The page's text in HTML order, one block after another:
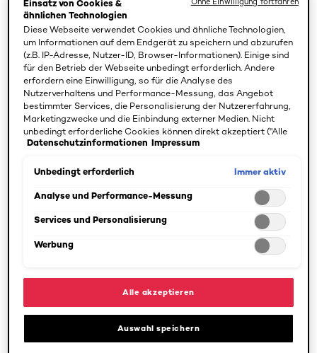
Color
118 French Made
Einsatz von Cookies &
ähnlichen Technologien
Diese Webseite verwendet Cookies und ähnliche Technologien,
um Informationen auf dem Endgerät zu speichern und abzurufen
(z.B. IP-Adresse, Nutzer-ID, Browser-Informationen). Einige sind
für den Betrieb der Webseite unbedingt erforderlich. Andere
erfordern eine Einwilligung, so für die Analyse des
Nutzerverhaltens und Performance-Messung, das Angebot
bestimmter Services, die Personalisierung der Nutzererfahrung,
Marketingzwecke und die Einbindung externer Medien. Nicht
unbedingt erforderliche Cookies können direkt akzeptiert ("Alle
akzeptieren") oder abgelehnt ("Ohne Einwilligung fortfahren")
ebenfalls möglich und speicherbar ("Auswahl speichern"). Die
angepasst werden. Für weitere Informationen s. unsere
Datenschutzinformationen Impressum
Unbedingt erforderlich Immer aktiv
Analyse und Performance-Messung
Services und Personalisierung
Werbung
Alle akzeptieren
Auswahl speichern